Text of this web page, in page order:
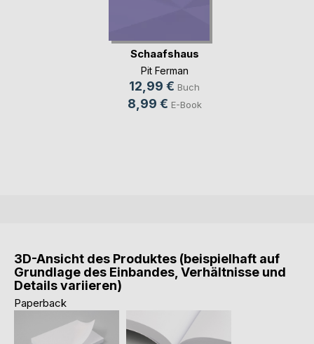
Schaafshaus
Pit Ferman
12,99 € Buch
8,99 € E-Book
3D-Ansicht des Produktes (beispielhaft auf
Grundlage des Einbandes, Verhältnisse und
Details variieren)
Paperback